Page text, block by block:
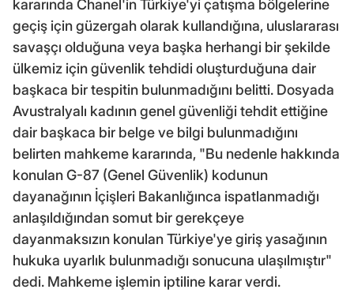
kararında Chanel'in Türkiye'yi çatışma bölgelerine
geçiş için güzergah olarak kullandığına, uluslararası
savaşçı olduğuna veya başka herhangi bir şekilde
ülkemiz için güvenlik tehdidi oluşturduğuna dair
başkaca bir tespitin bulunmadığını belitti. Dosyada
Avustralyalı kadının genel güvenliği tehdit ettiğine
dair başkaca bir belge ve bilgi bulunmadığını
belirten mahkeme kararında, "Bu nedenle hakkında
konulan G-87 (Genel Güvenlik) kodunun
dayanağının İçişleri Bakanlığınca ispatlanmadığı
anlaşıldığından somut bir gerekçeye
dayanmaksızın konulan Türkiye'ye giriş yasağının
hukuka uyarlık bulunmadığı sonucuna ulaşılmıştır"
dedi. Mahkeme işlemin iptiline karar verdi.